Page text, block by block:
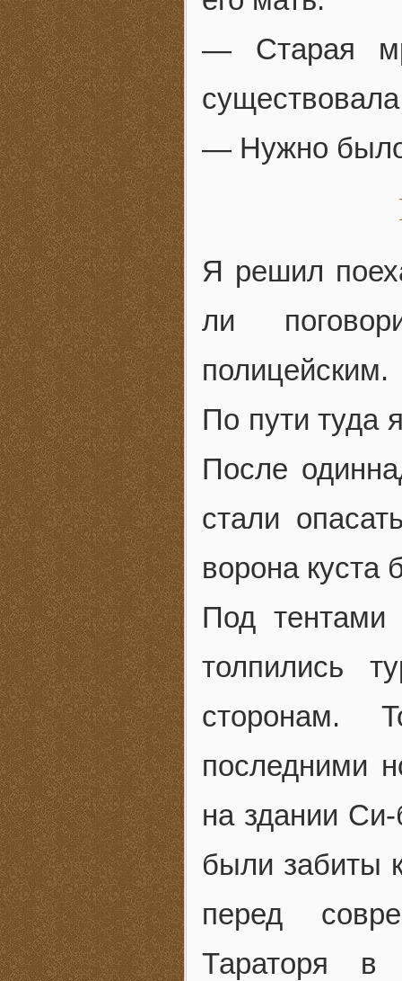
— Старая
— Нужно было
Я решил
ли
полицейским.
По пути туда
После
стали
ворона куста
Под тентами
толпились
сторонам.
последними
на здании
были забиты
перед
Тараторя в